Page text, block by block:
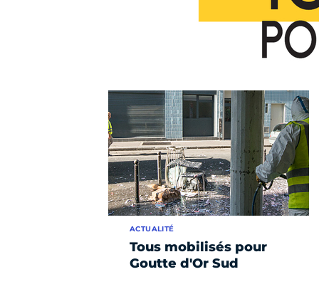
Tous mobilisés pour
Goutte d'Or Sud
ACTUALITÉ